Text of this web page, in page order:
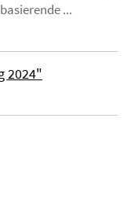
...
2024"